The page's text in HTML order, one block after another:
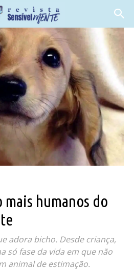
mais humanos do
adora bicho. Desde criança,
só fase da vida em que não
animal de estimação.